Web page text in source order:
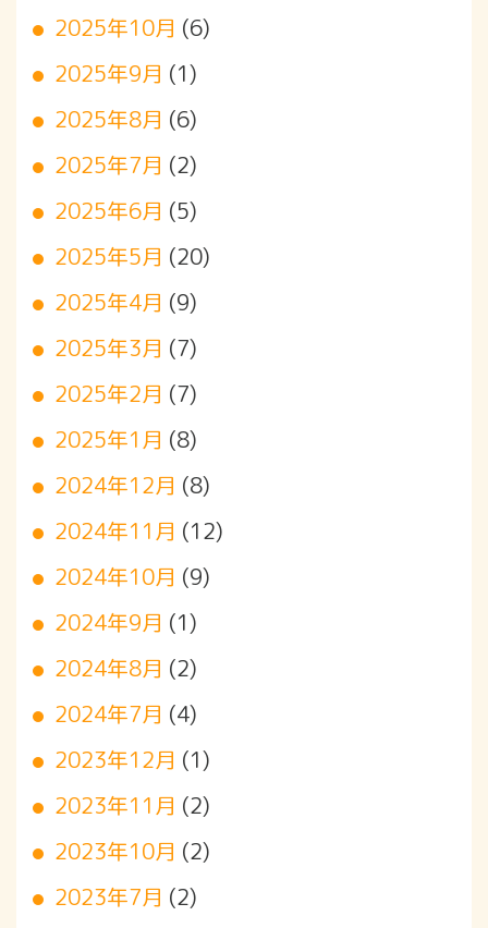
2025年10月 (6)
2025年9月 (1)
2025年8月 (6)
2025年7月 (2)
2025年6月 (5)
2025年5月 (20)
2025年4月 (9)
2025年3月 (7)
2025年2月 (7)
2025年1月 (8)
2024年12月 (8)
2024年11月 (12)
2024年10月 (9)
2024年9月 (1)
2024年8月 (2)
2024年7月 (4)
2023年12月 (1)
2023年11月 (2)
2023年10月 (2)
2023年7月 (2)